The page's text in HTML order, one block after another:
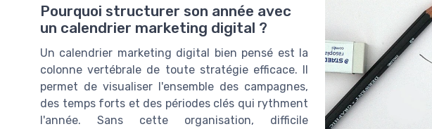
Pourquoi structurer son année avec
un calendrier marketing digital ?
Un calendrier marketing digital bien pensé est la
colonne vertébrale de toute stratégie efficace. Il
permet de visualiser l'ensemble des campagnes,
des temps forts et des périodes clés qui rythment
l'année. Sans cette organisation, difficile